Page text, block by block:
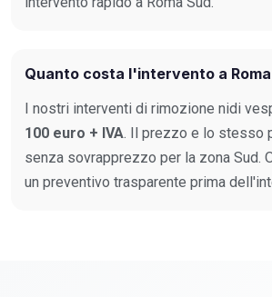
Quanto costa l'intervento a
I nostri interventi di rimozione nidi
100 euro + IVA. Il prezzo e lo stesso
senza sovrapprezzo per la zona Sud.
un preventivo trasparente prima